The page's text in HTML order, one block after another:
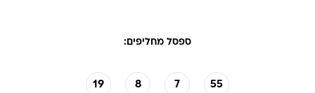
ספסל מחליפים:
19 8 7 55